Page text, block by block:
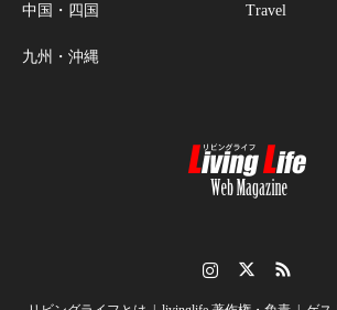
中国・四国
九州・沖縄
Travel